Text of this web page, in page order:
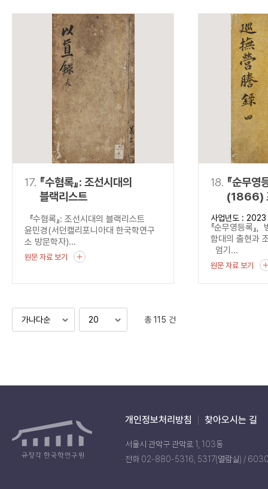
17. 『수혐록』: 조선시대의
블랙리스트
『수혐록』: 조선시대의 블랙리스트
윤민경(서던캘리포니아대 한국학연구
소 방문학자)...
원문 자료 보기
18. 『순무영
(1866)
출현과
기록
사업년도 : 2023
『순무영등록
함대의 출현과
엄기...
원문 자료 보기
총 115 건
개인정보처리방침 찾아오시는 길
서울시 관악구 관악로 1, 103동
전화 02-880-5316, 5317(열람실) /